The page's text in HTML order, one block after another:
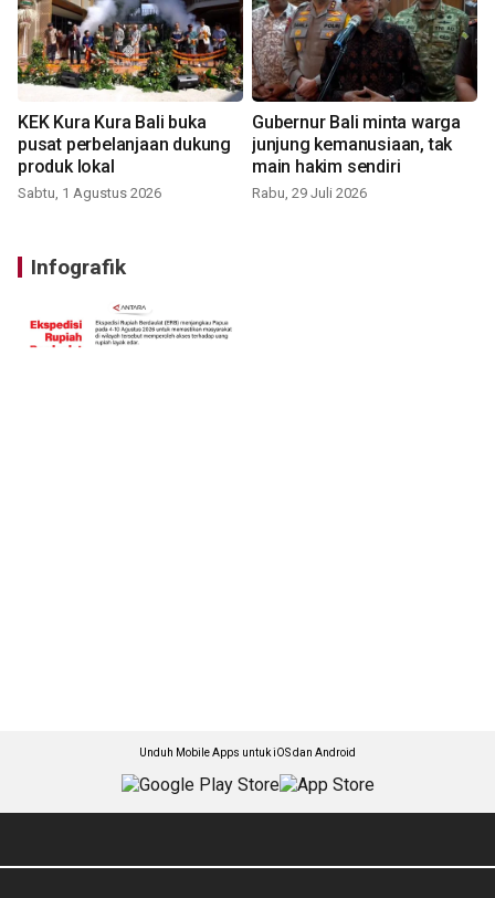
KEK Kura Kura Bali buka
pusat perbelanjaan dukung
produk lokal
Sabtu, 1 Agustus 2026
Gubernur Bali minta warga
junjung kemanusiaan, tak
main hakim sendiri
Rabu, 29 Juli 2026
Infografik
Unduh Mobile Apps untuk iOS dan Android